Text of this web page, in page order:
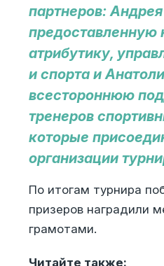
партнеров:
предоставленную
атрибутику,
и спорта и
всестороннюю
тренеров
которые
организации
По итогам турнира
призеров наградили
грамотами.
Читайте также: